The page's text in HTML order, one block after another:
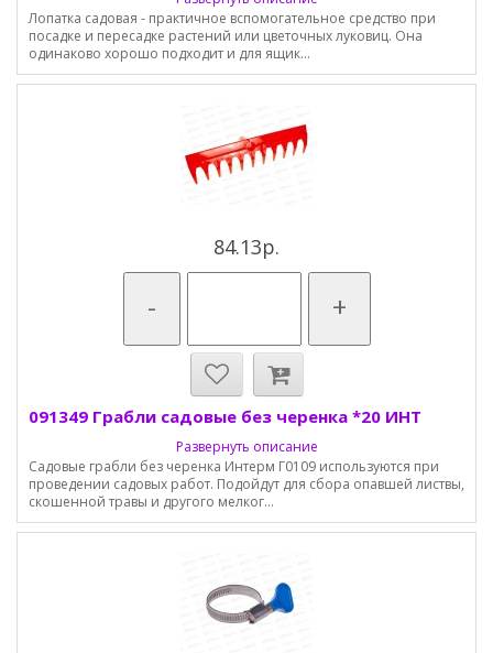
Лопатка садовая - практичное вспомогательное средство при
посадке и пересадке растений или цветочных луковиц. Она
одинаково хорошо подходит и для ящик...
84.13р.
- +
091349 Грабли садовые без черенка *20 ИНТ
Развернуть описание
Садовые грабли без черенка Интерм Г0109 используются при
проведении садовых работ. Подойдут для сбора опавшей листвы,
скошенной травы и другого мелког...